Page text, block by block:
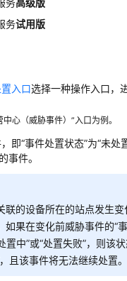
务高级版
务试用版
入口选择一种操作入口，
心（威胁事件）”入口为例。
即“事件处置状态”为“未处
事件。
联的设备所在的站点发生
如果在变化前威胁事件的“
置中”或“处置失败”，则该
且该事件将无法继续处置。